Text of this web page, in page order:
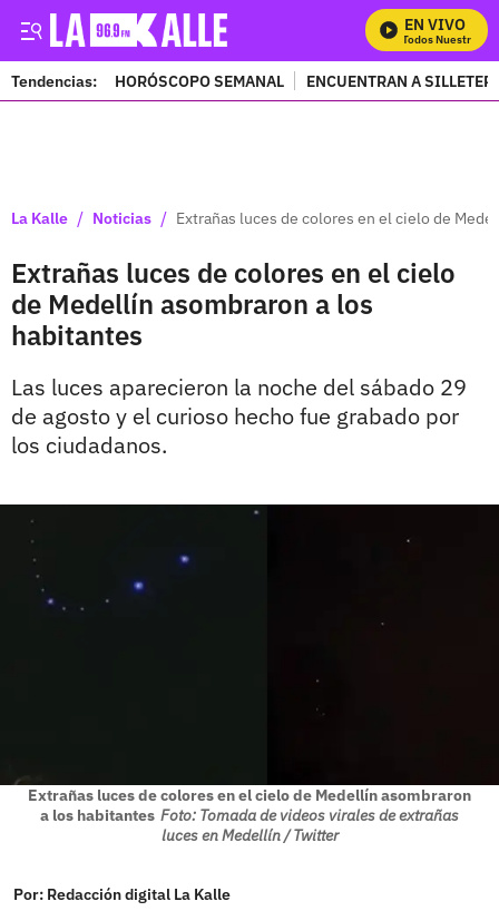
EN VIVO
Mira Todos Nuestros
Tendencias: HORÓSCOPO SEMANAL ENCUENTRAN A
La Kalle / Noticias / Extrañas luces de colores en el cielo de
Extrañas luces de colores en el cielo
de Medellín asombraron a los
habitantes
Las luces aparecieron la noche del sábado 29
de agosto y el curioso hecho fue grabado por
los ciudadanos.
Extrañas luces de colores en el cielo de Medellín asombraron
a los habitantes Foto: Tomada de videos virales de extrañas
luces en Medellín / Twitter
Por: Redacción digital La Kalle